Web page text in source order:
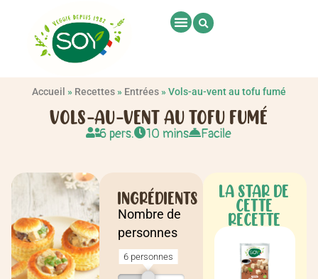
Accueil » Recettes » Entrées » Vols-au-vent au tofu fumé
VOLS-AU-VENT AU TOFU FUMÉ
6 pers. 10 mins Facile
INGRÉDIENTS
Nombre de
personnes
6 personnes
LA STAR DE
CETTE
RECETTE